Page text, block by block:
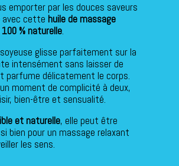
emporter par les douces saveurs
avec cette huile de massage
% naturelle.
glisse parfaitement sur la
intensément sans laisser de
parfume délicatement le corps.
moment de complicité à deux,
bien-être et sensualité.
et naturelle, elle peut être
bien pour un massage relaxant
les sens.